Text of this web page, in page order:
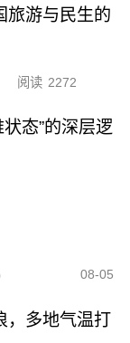
旅游与民生的
阅读 2272
态”的深层逻
08-05
，多地气温打